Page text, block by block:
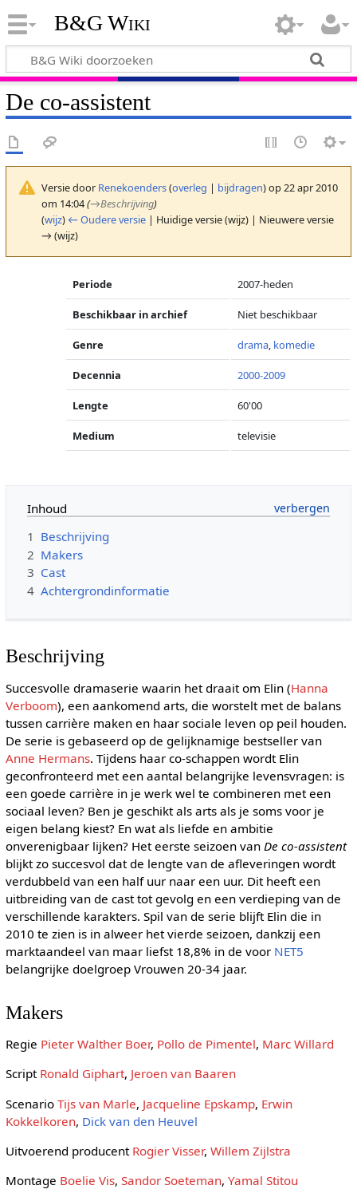
B&G Wiki
De co-assistent
Versie door Renekoenders(overleg | bijdragen)op 22 apr 2010
om 14:04(→Beschrijving)
(wijz) ← Oudere versie| Huidige versie (wijz) | Nieuwere versie
→ (wijz)
Periode 2007-heden
Beschikbaar in archief Niet beschikbaar
Genre drama, komedie
Decennia 2000-2009
Lengte 60'00
Medium televisie
Inhoud
1 Beschrijving
2 Makers
3 Cast
4 Achtergrondinformatie
Beschrijving
Succesvolle dramaserie waarin het draait om Elin (Hanna
Verboom), een aankomend arts, die worstelt met de balans
tussen carrière maken en haar sociale leven op peil houden.
De serie is gebaseerd op de gelijknamige bestseller van
Anne Hermans. Tijdens haar co-schappen wordt Elin
geconfronteerd met een aantal belangrijke levensvragen: is
een goede carrière in je werk wel te combineren met een
sociaal leven? Ben je geschikt als arts als je soms voor je
eigen belang kiest? En wat als liefde en ambitie
onverenigbaar lijken? Het eerste seizoen van De co-assistent
blijkt zo succesvol dat de lengte van de afleveringen wordt
verdubbeld van een half uur naar een uur. Dit heeft een
uitbreiding van de cast tot gevolg en een verdieping van de
verschillende karakters. Spil van de serie blijft Elin die in
2010 te zien is in alweer het vierde seizoen, dankzij een
marktaandeel van maar liefst 18,8% in de voor NET5
belangrijke doelgroep Vrouwen 20-34 jaar.
Makers
Regie Pieter Walther Boer, Pollo de Pimentel, Marc Willard
Script Ronald Giphart, Jeroen van Baaren
Scenario Tijs van Marle, Jacqueline Epskamp, Erwin
Kokkelkoren, Dick van den Heuvel
Uitvoerend producent Rogier Visser, Willem Zijlstra
Montage Boelie Vis, Sandor Soeteman, Yamal Stitou